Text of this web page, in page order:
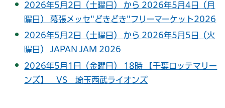
2026年5月2日（土曜日） から 2026年5月4日（月
曜日） 幕張メッセ"どきどき"フリーマーケット2026
2026年5月2日（土曜日） から 2026年5月5日（火
曜日） JAPAN JAM 2026
2026年5月1日（金曜日） 18時 【千葉ロッテマリー
ンズ】 VS 埼玉西武ライオンズ